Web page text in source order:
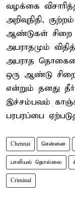
வழக்கை
அறிவுநிதி,
ஆண்டுகள் சிறை
அபராதமும்
அபராத
ஒரு ஆண்டு
என்றும் தனது
இச்சம்பவம்
பரபரப்பை
Chennai சென்னை
பாலியல் தொல்லை
Criminal